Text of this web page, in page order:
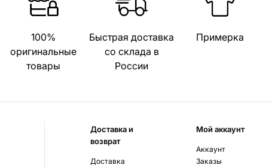
100%
оригинальные
товары
Быстрая доставка
со склада в
России
Примерка
Доставка и
возврат
Доставка
Мой аккаунт
Аккаунт
Заказы